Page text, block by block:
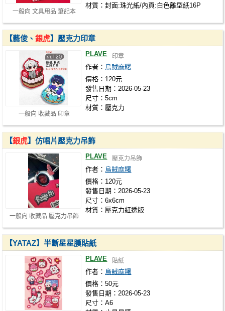
一般向 文具用品 筆記本
材質：封面:珠光紙/內頁:白色離型紙16P
一般向 收藏品 印章
【藝俊、銀虎】壓克力印章
PLAVE 印章
作者： 烏賊麻糬
價格：120元
發售日期：2026-05-23
尺寸：5cm
材質：壓克力
一般向 收藏品 壓克力吊飾
【銀虎】仿唱片壓克力吊飾
PLAVE 壓克力吊飾
作者： 烏賊麻糬
價格：120元
發售日期：2026-05-23
尺寸：6x6cm
材質：壓克力紅透版
【YATAZ】半斷星星膜貼紙
PLAVE 貼紙
作者： 烏賊麻糬
價格：50元
發售日期：2026-05-23
尺寸：A6